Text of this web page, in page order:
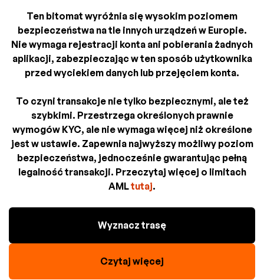
Ten bitomat wyróżnia się wysokim poziomem
bezpieczeństwa na tle innych urządzeń w Europie.
Nie wymaga rejestracji konta ani pobierania żadnych
aplikacji, zabezpieczając w ten sposób użytkownika
przed wyciekiem danych lub przejęciem konta.
To czyni transakcje nie tylko bezpiecznymi, ale też
szybkimi. Przestrzega określonych prawnie
wymogów KYC, ale nie wymaga więcej niż określone
jest w ustawie. Zapewnia najwyższy możliwy poziom
bezpieczeństwa, jednocześnie gwarantując pełną
legalność transakcji. Przeczytaj więcej o limitach
AMLtutaj.
Wyznacz trasę
Czytaj więcej